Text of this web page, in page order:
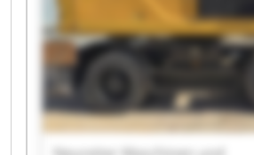
Maschinen und Werkzeuge
Maschinen und Werkzeuge
Maschinen und Werkzeuge
Maschinen und Werkzeuge
Maschinen und Werkzeuge
Maschinen und Werkzeuge
Maschinen und Werkzeuge